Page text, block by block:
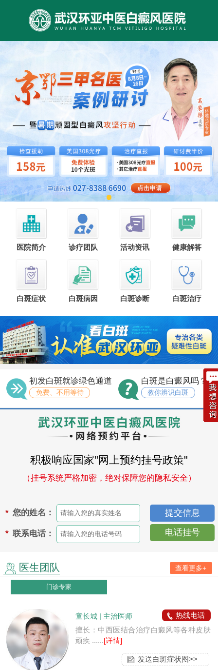
医院简介 诊疗团队 活动资讯 健康解答
白斑症状 白斑病因 白斑诊断 白斑治疗
初发白斑就诊绿色通道
免费、不用等待
白斑是白癜风吗？
教你辨识白斑
积极响应国家"网上预约挂号政策"
（挂号系统严格加密，绝对保障您的隐私安全）
* 您的姓名：
* 联系电话： 电话挂号
医生团队 查看更多+
门诊专家
童长城 | 主治医师
热线电话
擅长：中西医结合治疗白癜风等各种皮肤
顽疾 ......[详情]
发送白斑症状图>>